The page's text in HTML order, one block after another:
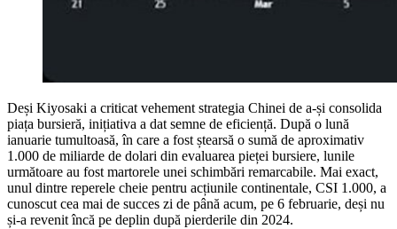
Deși Kiyosaki a criticat vehement strategia Chinei de a-și consolida
piața bursieră, inițiativa a dat semne de eficiență. După o lună
ianuarie tumultoasă, în care a fost ștearsă o sumă de aproximativ
1.000 de miliarde de dolari din evaluarea pieței bursiere, lunile
următoare au fost martorele unei schimbări remarcabile. Mai exact,
unul dintre reperele cheie pentru acțiunile continentale, CSI 1.000, a
cunoscut cea mai de succes zi de până acum, pe 6 februarie, deși nu
și-a revenit încă pe deplin după pierderile din 2024.